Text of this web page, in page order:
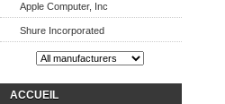
Apple Computer, Inc
Shure Incorporated
ACCUEIL